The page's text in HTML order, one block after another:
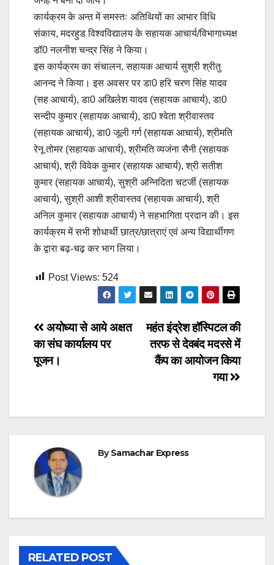
कार्यक्रम के अन्त में समस्तः अतिथियों का आभार विधि
संकाय, मदरहुड विश्वविद्यालय के सहायक आचार्य/विभागाध्यक्ष
डॉ0 नलनीश चन्द्र सिंह ने किया।
इस कार्यक्रम का संचालन, सहायक आचार्य सुश्री श्रीतु
आनन्द ने किया। इस अवसर पर डा0 हरि चरण सिंह यादव
(सह आचार्य), डा0 अखिलेश यादव (सहायक आचार्य), डा0
सन्दीप कुमार (सहायक आचार्य), डा0 श्वेता श्रीवास्तव
(सहायक आचार्य), डा0 जूली गर्ग (सहायक आचार्य), श्रीमति
रेनू तोमर (सहायक आचार्य), श्रीमति व्यजंना सैनी (सहायक
आचार्य), श्री विवेक कुमार (सहायक आचार्य), श्री सतीश
कुमार (सहायक आचार्य), सुश्री अन्निदिता चटर्जी (सहायक
आचार्य), सुश्री आशी श्रीवास्तव (सहायक आचार्य), श्री
अनिल कुमार (सहायक आचार्य) ने सहभागिता प्रदान की। इस
कार्यक्रम में सभी शोधार्थी छात्र/छात्राएं एवं अन्य विद्यार्थीगण
के द्वारा बढ़-चढ़ कर भाग लिया।
Post Views: 524
Post
navigation
महंत इंद्रेश हॉस्पिटल की
तरफ से देवबंद मदरसे में
कैंप का आयोजन किया
गया
अयोध्या से आये अक्षत
का संघ कार्यालय पर
पूजन।
BySamachar Express
RELATED POST